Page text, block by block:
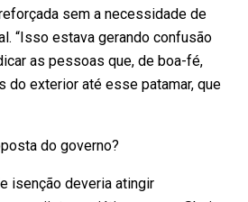
sem a necessidade de
“Isso estava gerando confusão
as pessoas que, de boa-fé,
do exterior até esse patamar, que
do governo?
isenção deveria atingir